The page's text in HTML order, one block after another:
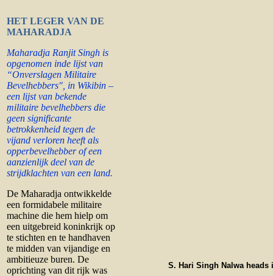
HET LEGER VAN DE
MAHARADJA
Maharadja Ranjit Singh is
opgenomen inde lijst van
“Onverslagen Militaire
Bevelhebbers", in Wikibin –
een lijst van bekende
militaire bevelhebbers die
geen significante
betrokkenheid tegen de
vijand verloren heeft als
opperbevelhebber of een
aanzienlijk deel van de
strijdklachten van een land.
De Maharadja ontwikkelde
een formidabele militaire
machine die hem hielp om
een uitgebreid koninkrijk op
te stichten en te handhaven
te midden van vijandige en
ambitieuze buren. De
oprichting van dit rijk was
S. Hari Singh Nalwa